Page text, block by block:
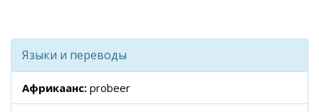
Языки и переводы
Африкаанс: probeer